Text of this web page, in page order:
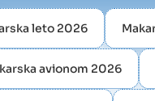
leto 2026
avionom 2026